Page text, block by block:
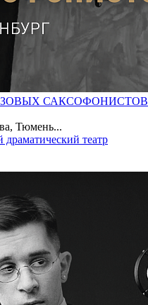
САКСОФОНИСТОВ
Тюмень...
театр